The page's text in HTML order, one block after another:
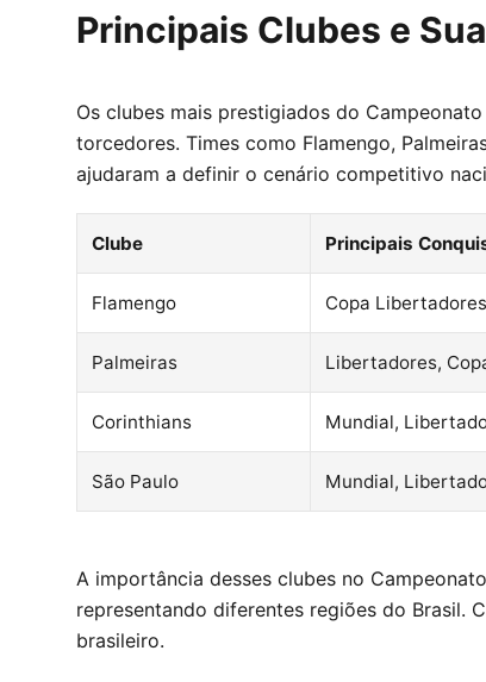
Principais Clubes e
Os clubes mais prestigiados do
torcedores. Times como Flamengo,
ajudaram a definir o cenário competitivo
Clube Principais
Flamengo Copa
Palmeiras Libertadores,
Corinthians Mundial,
São Paulo Mundial,
A importância desses clubes no
representando diferentes regiões do Brasil.
brasileiro.